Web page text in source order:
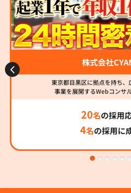
株式会社
東京都目黒区に拠点を持ち、
事業を展開するWebコンサ
20名の採用
4名の採用に